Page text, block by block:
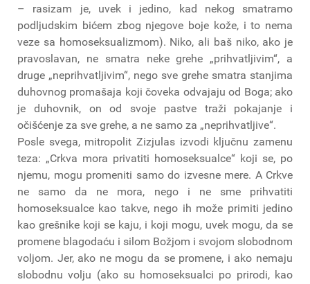
– rasizam je, uvek i jedino, kad nekog smatramo
podljudskim bićem zbog njegove boje kože, i to nema
veze sa homoseksualizmom). Niko, ali baš niko, ako je
pravoslavan, ne smatra neke grehe „prihvatljivim“, a
druge „neprihvatljivim“, nego sve grehe smatra stanjima
duhovnog promašaja koji čoveka odvajaju od Boga; ako
je duhovnik, on od svoje pastve traži pokajanje i
očišćenje za sve grehe, a ne samo za „neprihvatljive“.
Posle svega, mitropolit Zizjulas izvodi ključnu zamenu
teza: „Crkva mora privatiti homoseksualce“ koji se, po
njemu, mogu promeniti samo do izvesne mere. A Crkve
ne samo da ne mora, nego i ne sme prihvatiti
homoseksualce kao takve, nego ih može primiti jedino
kao grešnike koji se kaju, i koji mogu, uvek mogu, da se
promene blagodaću i silom Božjom i svojom slobodnom
voljom. Jer, ako ne mogu da se promene, i ako nemaju
slobodnu volju (ako su homoseksualci po prirodi, kao